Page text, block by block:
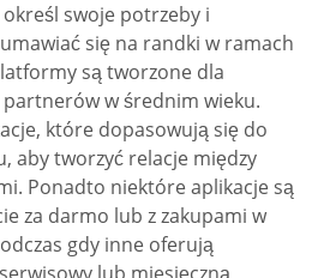
swoje potrzeby i
się na randki w ramach
są tworzone dla
partnerów w średnim wieku.
które dopasowują się do
aby tworzyć relacje między
Ponadto niektóre aplikacje są
za darmo lub z zakupami w
gdy inne oferują